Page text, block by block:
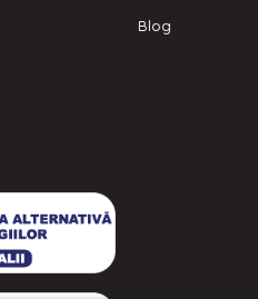
Blog